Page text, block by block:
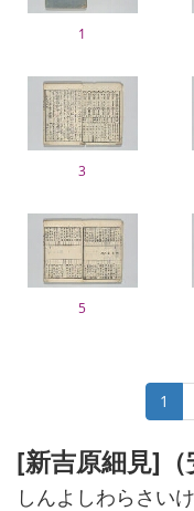
1
3
5
1
[新吉原細見]（
しんよしわらさい